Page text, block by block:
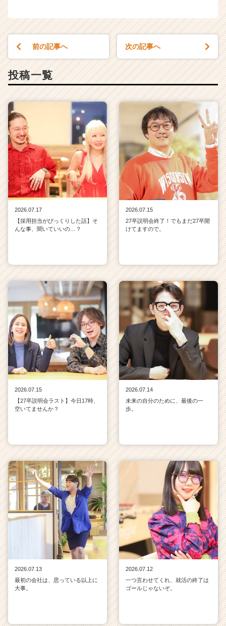
前の記事へ 次の記事へ
投稿一覧
2026.07.17
【採用担当がびっくりした話】そ
んな事、聞いていいの…？
2026.07.15
27卒説明会終了！でもまだ27卒開
けてますので。
2026.07.15
【27卒説明会ラスト】今日17時、
空いてませんか？
2026.07.14
未来の自分のために、最後の一
歩。
2026.07.13
最初の会社は、思っている以上に
大事。
2026.07.12
一つ言わせてくれ、就活の終了は
ゴールじゃないぞ。